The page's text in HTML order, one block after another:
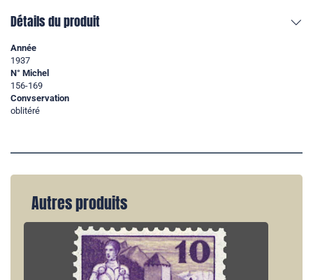
Détails du produit
Année
1937
N° Michel
156-169
Convservation
oblitéré
Autres produits